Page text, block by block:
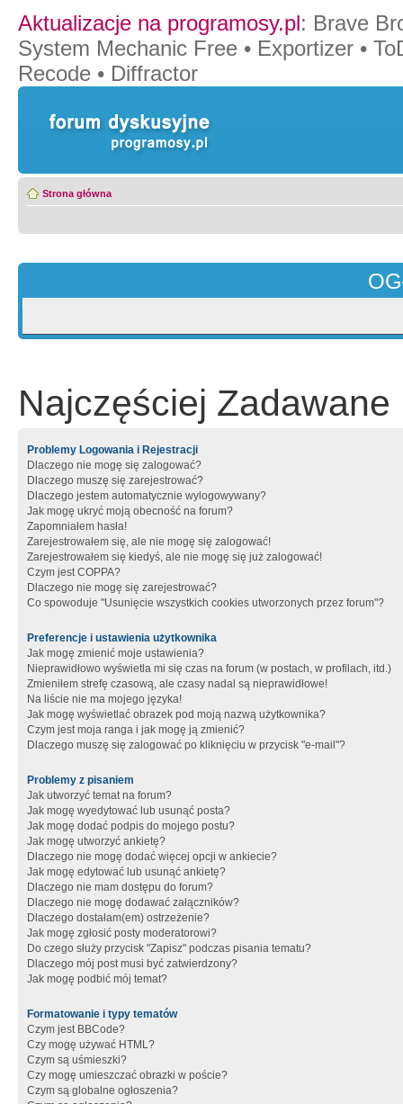
Aktualizacje na programosy.pl: Brave
System Mechanic Free • Exportizer •
Recode • Diffractor
Strona główna
Najczęściej Zadawane
Problemy Logowania i Rejestracji
Dlaczego nie mogę się zalogować?
Dlaczego muszę się zarejestrować?
Dlaczego jestem automatycznie wylogowywany?
Jak mogę ukryć moją obecność na forum?
Zapomniałem hasła!
Zarejestrowałem się, ale nie mogę się zalogować!
Zarejestrowałem się kiedyś, ale nie mogę się już zalogować!
Czym jest COPPA?
Dlaczego nie mogę się zarejestrować?
Co spowoduje "Usunięcie wszystkich cookies utworzonych przez forum"?
Preferencje i ustawienia użytkownika
Jak mogę zmienić moje ustawienia?
Nieprawidłowo wyświetla mi się czas na forum (w postach, w profilach, itd.)
Zmieniłem strefę czasową, ale czasy nadal są nieprawidłowe!
Na liście nie ma mojego języka!
Jak mogę wyświetlać obrazek pod moją nazwą użytkownika?
Czym jest moja ranga i jak mogę ją zmienić?
Dlaczego muszę się zalogować po kliknięciu w przycisk "e-mail"?
Problemy z pisaniem
Jak utworzyć temat na forum?
Jak mogę wyedytować lub usunąć posta?
Jak mogę dodać podpis do mojego postu?
Jak mogę utworzyć ankietę?
Dlaczego nie mogę dodać więcej opcji w ankiecie?
Jak mogę edytować lub usunąć ankietę?
Dlaczego nie mam dostępu do forum?
Dlaczego nie mogę dodawać załączników?
Dlaczego dostałam(em) ostrzeżenie?
Jak mogę zgłosić posty moderatorowi?
Do czego służy przycisk "Zapisz" podczas pisania tematu?
Dlaczego mój post musi być zatwierdzony?
Jak mogę podbić mój temat?
Formatowanie i typy tematów
Czym jest BBCode?
Czy mogę używać HTML?
Czym są uśmieszki?
Czy mogę umieszczać obrazki w poście?
Czym są globalne ogłoszenia?